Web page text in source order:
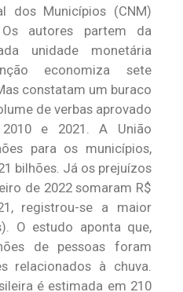
dos Municípios (CNM)
autores partem da
unidade monetária
economiza sete
constatam um buraco
de verbas aprovado
e 2021. A União
para os municípios,
bilhões. Já os prejuízos
de 2022 somaram R$
registrou-se a maior
O estudo aponta que,
de pessoas foram
relacionados à chuva.
é estimada em 210